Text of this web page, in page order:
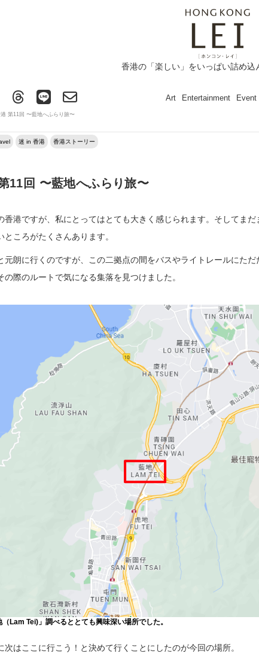
香港の「楽しい」をいっぱい詰め込
Art Entertainment Event
第11回 〜藍地へふらり旅〜
迷 in 香港 香港ストーリー
11回 〜藍地へふらり旅〜
香港ですが、私にとってはとても大きく感じられます。そしてま
ところがたくさんあります。
元朗に行くのですが、この二拠点の間をバスやライトレールにた
の際のルートで気になる集落を見つけました。
Lam Tei)」調べるととても興味深い場所でした。
次はここに行こう！と決めて行くことにしたのが今回の場所。